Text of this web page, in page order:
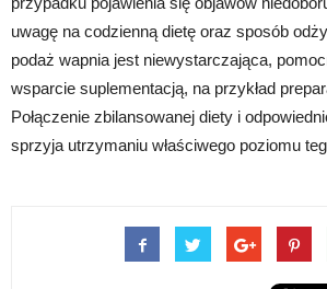
uwagę na codzienną dietę oraz sposób
podaż wapnia jest niewystarczająca,
wsparcie suplementacją, na przykład
Połączenie zbilansowanej diety i
sprzyja utrzymaniu właściwego poziomu